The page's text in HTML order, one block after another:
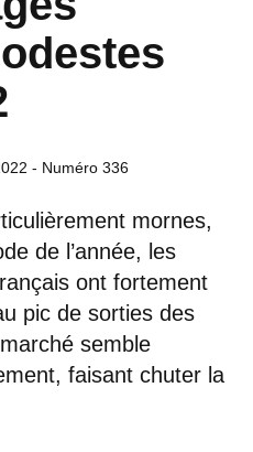
- Numéro 336
mornes,
de l’année, les
ont fortement
pic de sorties des
semble
faisant chuter la